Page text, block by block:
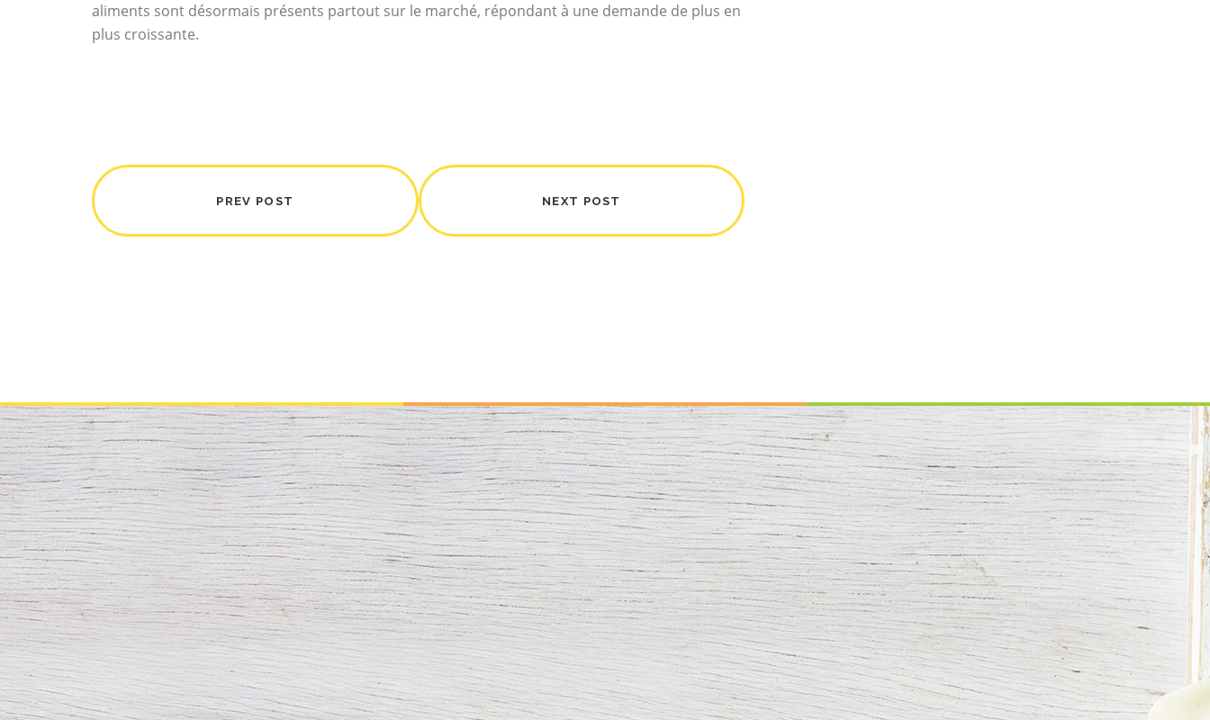
aliments sont désormais présents partout sur le marché, répondant à une demande de plus en
plus croissante.
PREV POST NEXT POST